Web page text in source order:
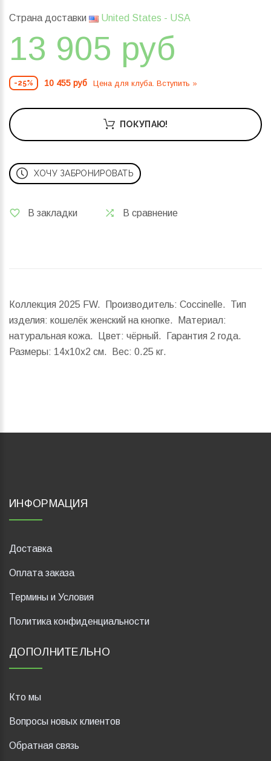
Страна доставки United States - USA
13 905 руб
-25% 10 455 руб Цена для клуба. Вступить »
ПОКУПАЮ!
ХОЧУ ЗАБРОНИРОВАТЬ
В закладки В сравнение
Коллекция 2025 FW. Производитель: Coccinelle. Тип
изделия: кошелёк женский на кнопке. Материал:
натуральная кожа. Цвет: чёрный. Гарантия 2 года.
Размеры: 14x10x2 см. Вес: 0.25 кг.
ИНФОРМАЦИЯ
Доставка
Оплата заказа
Термины и Условия
Политика конфиденциальности
ДОПОЛНИТЕЛЬНО
Кто мы
Вопросы новых клиентов
Обратная связь